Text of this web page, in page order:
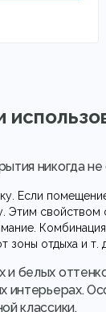
никогда
Если
Этим свойством
зоны отдыха и т.
белых
интерьерах.
классики.